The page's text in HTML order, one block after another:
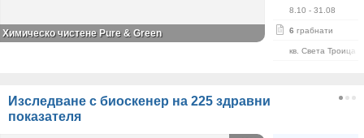
8.10 - 31.08
6 грабнати
кв. Света Троица
Химическо чистене Pure & Green
Изследване с биоскенер на 225 здравни
показателя